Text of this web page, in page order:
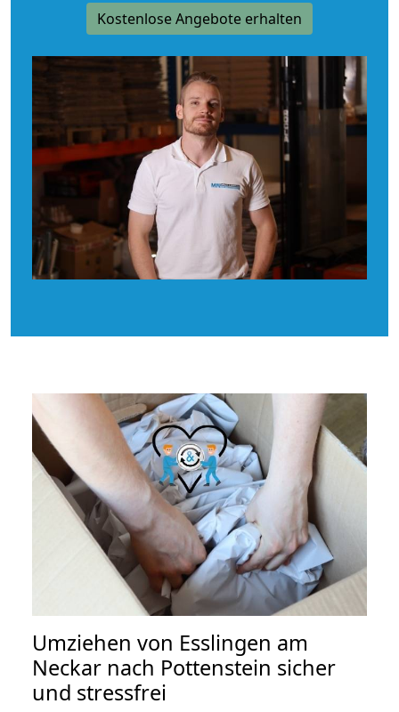
Kostenlose Angebote erhalten
Umziehen von Esslingen am
Neckar nach Pottenstein sicher
und stressfrei